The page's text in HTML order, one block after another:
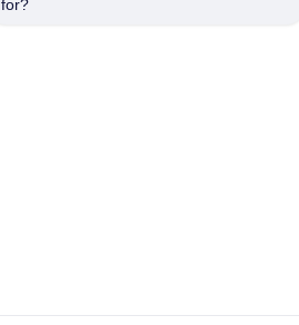
for?